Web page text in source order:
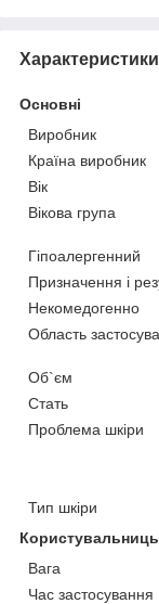
Характеристики
Основні
Виробник
Країна виробник
Вік
Вікова група
Гіпоалергенний
Призначення і
Некомедогенно
Область
Об`єм
Стать
Проблема шкіри
Тип шкіри
Вага
Час застосування